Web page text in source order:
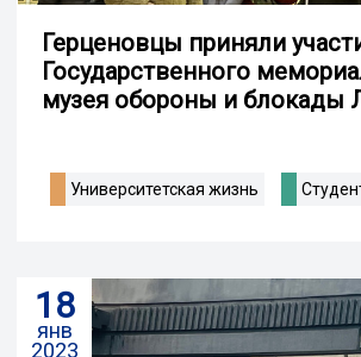
Герценовцы приняли
Государственного
музея обороны и блокады
Университетская жизнь
18
янв
2023